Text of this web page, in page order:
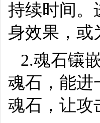
持续时间。
身效果，或
2.魂石镶
魂石，能进
魂石，让攻